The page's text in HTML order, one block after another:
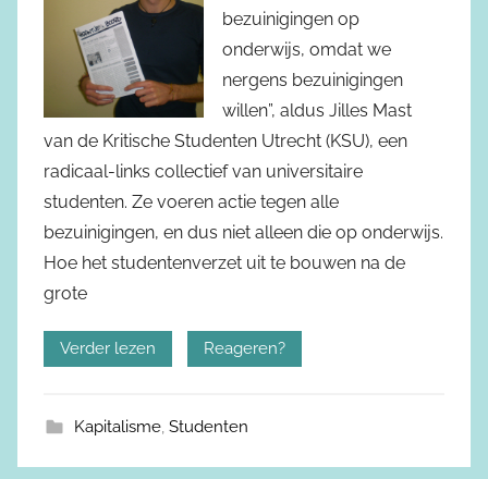
bezuinigingen op
onderwijs, omdat we
nergens bezuinigingen
willen”, aldus Jilles Mast
van de Kritische Studenten Utrecht (KSU), een
radicaal-links collectief van universitaire
studenten. Ze voeren actie tegen alle
bezuinigingen, en dus niet alleen die op onderwijs.
Hoe het studentenverzet uit te bouwen na de
grote
Verder lezen Reageren?
Kapitalisme, Studenten